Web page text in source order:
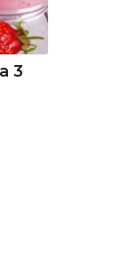
3